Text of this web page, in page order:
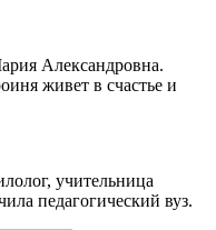
Александровна.
живет в счастье и
учительница
педагогический вуз.